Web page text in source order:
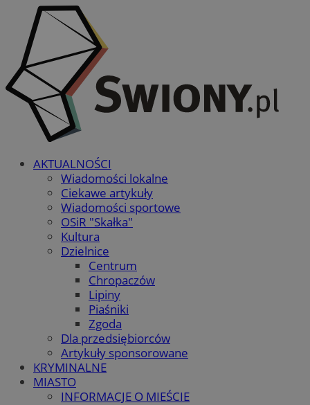
AKTUALNOŚCI
Wiadomości lokalne
Ciekawe artykuły
Wiadomości sportowe
OSiR "Skałka"
Kultura
Dzielnice
Centrum
Chropaczów
Lipiny
Piaśniki
Zgoda
Dla przedsiębiorców
Artykuły sponsorowane
KRYMINALNE
MIASTO
INFORMACJE O MIEŚCIE